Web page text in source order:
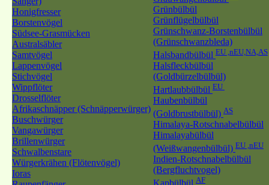
Honigfresser
Borstenvögel
Südsee-Grasmücken
Australsäbler
Samtvögel
Lappenvögel
Stichvögel
Wippflöter
Drosselflöter
Afrikaschnäpper (Schnäpperwürger)
Buschwürger
Vangawürger
Brillenwürger
Schwalbenstare
Würgerkrähen (Flötenvögel)
Ioras
Grünbülbül
Grünflügelbülbül
Grünschwanz-Borstenbülbül
(Grünschwanzbleda)
Halsbandbülbül EU ,nEU,NA,AS
Halsfleckbülbül
(Goldbürzelbülbül)
Hartlaubbülbül EU
Haubenbülbül
(Goldbrustbülbül) AS
Himalaya-Rotschnabelbülbül
Himalayabülbül
(Weißwangenbülbül) EU ,nEU
Indien-Rotschnabelbülbül
(Bergfluchtvogel)
AF